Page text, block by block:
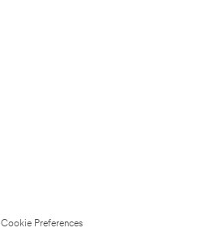
Cookie Preferences